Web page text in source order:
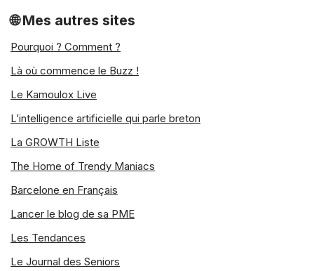
🌐 Mes autres sites
Pourquoi ? Comment ?
Là où commence le Buzz !
Le Kamoulox Live
L’intelligence artificielle qui parle breton
La GROWTH Liste
The Home of Trendy Maniacs
Barcelone en Français
Lancer le blog de sa PME
Les Tendances
Le Journal des Seniors